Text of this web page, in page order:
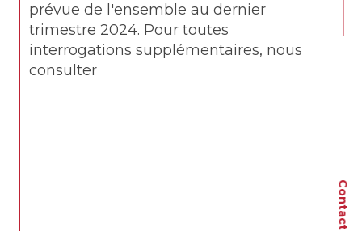
Contact
prévue de l'ensemble au dernier
trimestre 2024. Pour toutes
interrogations supplémentaires, nous
consulter